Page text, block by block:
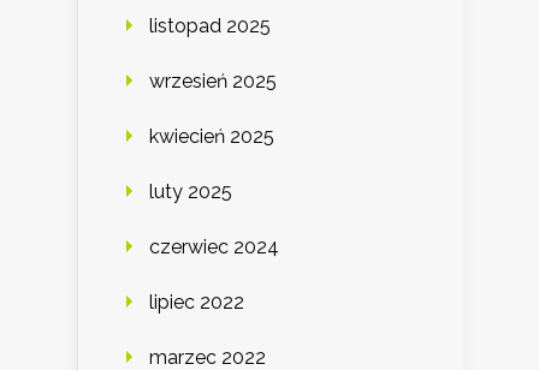
listopad 2025
wrzesień 2025
kwiecień 2025
luty 2025
czerwiec 2024
lipiec 2022
marzec 2022